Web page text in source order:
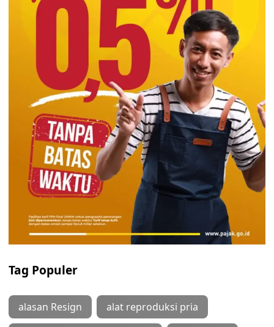
Tag Populer
alasan Resign alat reproduksi pria